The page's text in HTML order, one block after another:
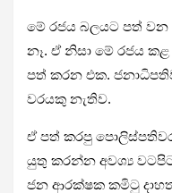
මේ රජය බල­යට පත්
නෑ. ඒ නිසා මේ රජය
පත් කරන එක.
ව­ර­යකු නැතිව.
ඒ පත් කරපු
යුතු කරන්න අවශ්‍ය
ජන ආර­ක්ෂක කමිටු